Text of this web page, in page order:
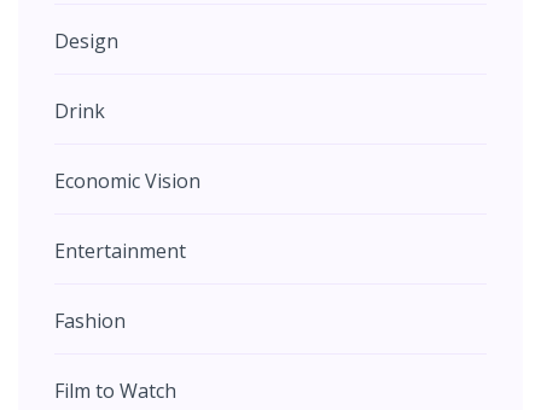
Design
Drink
Economic Vision
Entertainment
Fashion
Film to Watch